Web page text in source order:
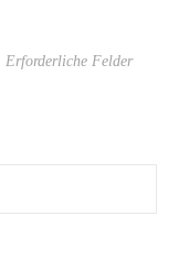
Erforderliche Felder